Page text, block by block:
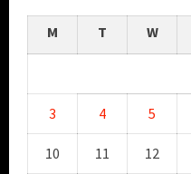
M T W
3 4 5
10 11 12